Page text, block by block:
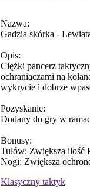
Nazwa:
Gadzia skórka -
Opis:
Ciężki pancerz
ochraniaczami na
wykrycie i dobrze
Pozyskanie:
Dodany do gry w
Bonusy:
Tułów: Zwiększa ilość
Nogi: Zwiększa
Klasyczny taktyk